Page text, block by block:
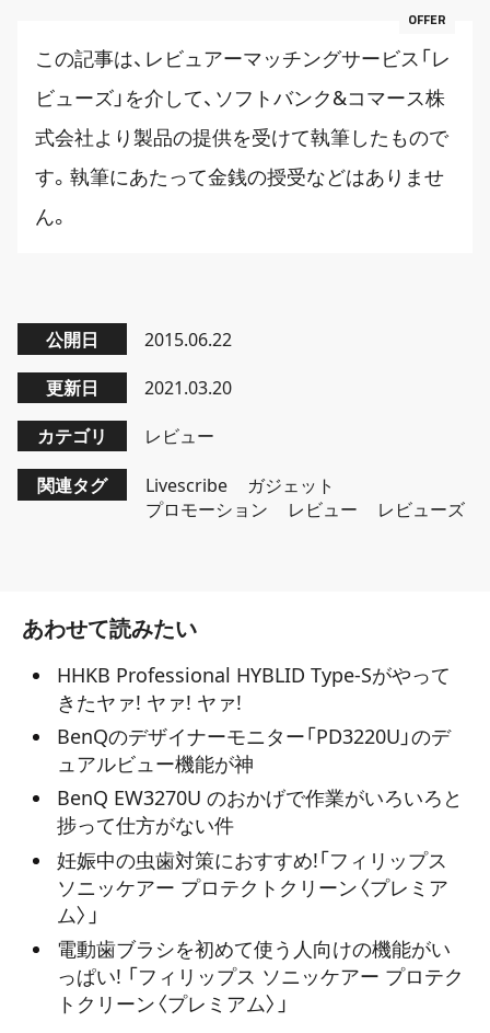
この記事は、レビュアーマッチングサービス「レ
ビューズ」を介して、ソフトバンク&コマース株
式会社より製品の提供を受けて執筆したもので
す。執筆にあたって金銭の授受などはありませ
ん。
公開日 2015.06.22
更新日 2021.03.20
カテゴリ レビュー
関連タグ Livescribe
ガジェット
プロモーション
レビュー レビューズ
あわせて読みたい
HHKB Professional HYBLID Type-Sがやって
きたヤァ! ヤァ! ヤァ!
BenQのデザイナーモニター「PD3220U」のデ
ュアルビュー機能が神
BenQ EW3270U のおかげで作業がいろいろと
捗って仕方がない件
妊娠中の虫歯対策におすすめ!「フィリップス
ソニッケアー プロテクトクリーン〈プレミア
ム〉」
電動歯ブラシを初めて使う人向けの機能がい
っぱい! 「フィリップス ソニッケアー プロテク
トクリーン〈プレミアム〉」